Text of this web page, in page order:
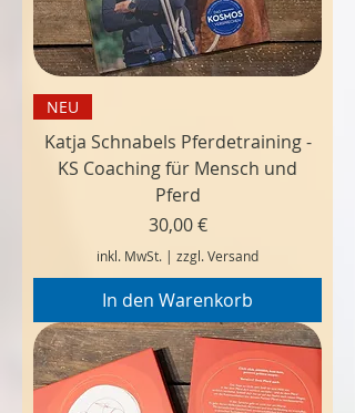
NEU
Katja Schnabels Pferdetraining -
KS Coaching für Mensch und
Pferd
Preis
30,00 €
inkl. MwSt. | zzgl. Versand
In den Warenkorb